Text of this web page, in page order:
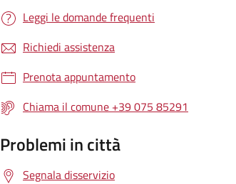
Leggi le domande frequenti
Richiedi assistenza
Prenota appuntamento
Chiama il comune +39 075 85291
Problemi in città
Segnala disservizio